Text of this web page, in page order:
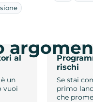
al
un
vuoi
rischi
Se stai
primo
che